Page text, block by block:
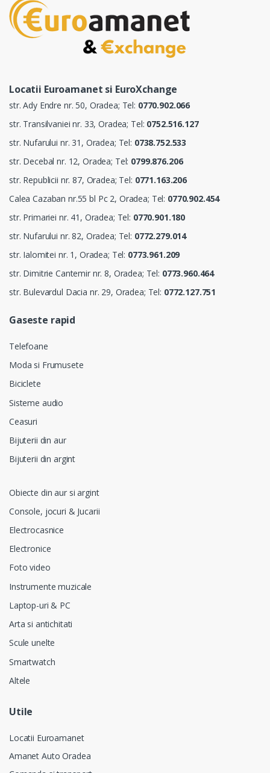
Locatii Euroamanet si EuroXchange
str. Ady Endre nr. 50, Oradea; Tel: 0770.902.066
str. Transilvaniei nr. 33, Oradea; Tel: 0752.516.127
str. Nufarului nr. 31, Oradea; Tel: 0738.752.533
str. Decebal nr. 12, Oradea; Tel: 0799.876.206
str. Republicii nr. 87, Oradea; Tel: 0771.163.206
Calea Cazaban nr.55 bl Pc 2, Oradea; Tel: 0770.902.454
str. Primariei nr. 41, Oradea; Tel: 0770.901.180
str. Nufarului nr. 82, Oradea; Tel: 0772.279.014
str. Ialomitei nr. 1, Oradea; Tel: 0773.961.209
str. Dimitrie Cantemir nr. 8, Oradea; Tel: 0773.960.464
str. Bulevardul Dacia nr. 29, Oradea; Tel: 0772.127.751
Gaseste rapid
Telefoane
Moda si Frumusete
Biciclete
Sisteme audio
Ceasuri
Bijuterii din aur
Bijuterii din argint
Obiecte din aur si argint
Console, jocuri & Jucarii
Electrocasnice
Electronice
Foto video
Instrumente muzicale
Laptop-uri & PC
Arta si antichitati
Scule unelte
Smartwatch
Altele
Utile
Locatii Euroamanet
Amanet Auto Oradea